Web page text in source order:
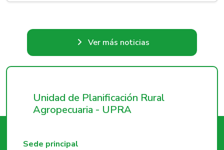
Ver más noticias
Unidad de Planificación Rural
Agropecuaria - UPRA
Sede principal